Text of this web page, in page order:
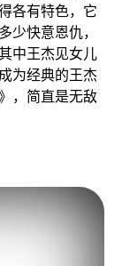
各有特色，它
少快意恩仇，
中王杰见女儿
为经典的王杰
，简直是无敌